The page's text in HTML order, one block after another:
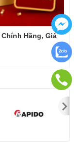
Chính Hãng, Giá